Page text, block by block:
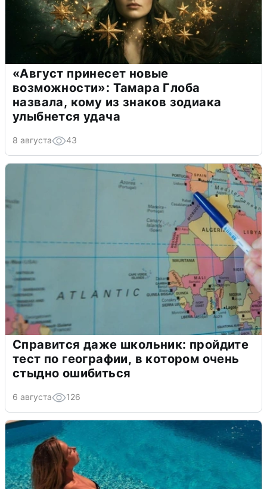
«Август принесет новые
возможности»: Тамара Глоба
назвала, кому из знаков зодиака
улыбнется удача
8 августа 43
Справится даже школьник: пройдите
тест по географии, в котором очень
стыдно ошибиться
6 августа 126